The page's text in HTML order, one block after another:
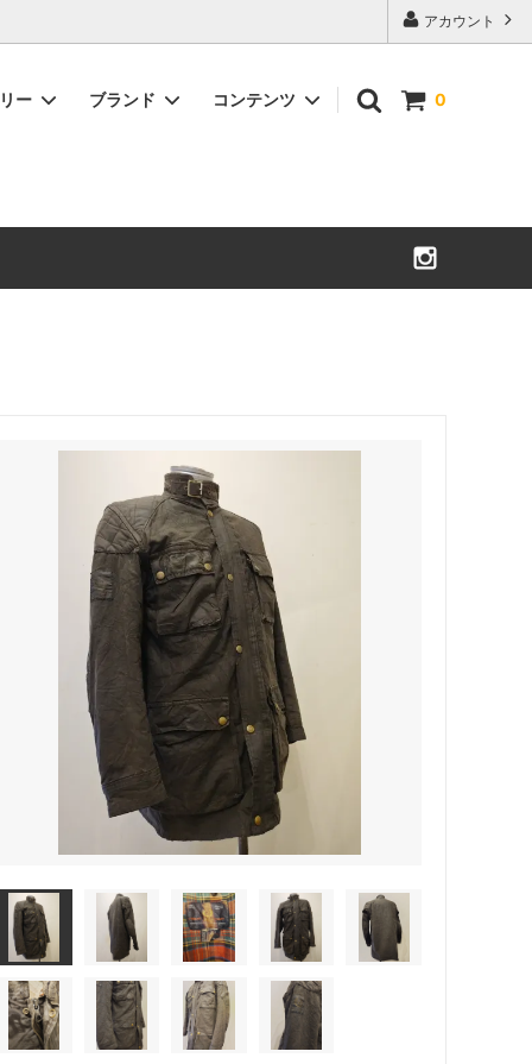
アカウント
0
ー
小物
ブランド コンテンツ